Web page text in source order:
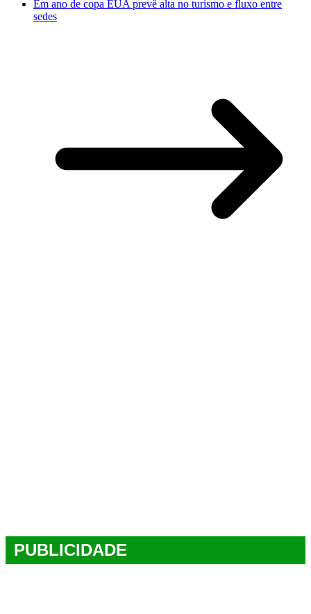
Em ano de copa EUA prevê alta no turismo e fluxo entre
sedes
PUBLICIDADE